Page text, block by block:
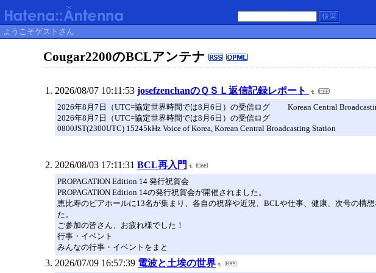
ようこそゲストさん
Cougar2200のBCLアンテナ
2026/08/07 10:11:53 josefzenchanのＱＳＬ返信記録レポート
2026年8月7日（UTC=協定世界時間では8月6日）の受信ログ Korean Central
2026年8月7日（UTC=協定世界時間では8月6日）の受信ログ
0800JST(2300UTC) 15245kHz Voice of Korea, Korean Central Broadcasting Station
2026/08/03 17:11:31 BCL再入門
PROPAGATION Edition 14 発行祝賀会
PROPAGATION Edition 14の発行祝賀会が開催されました。
恵比寿のビアホールに13名が集まり、各自の祝辞や近況、BCLや仕事、健康、次号の構
た。
ご参加の皆さん、お疲れ様でした！
行事・イベント
みんなの行事・イベントをまと
2026/07/09 16:57:39 電波と土埃の世界